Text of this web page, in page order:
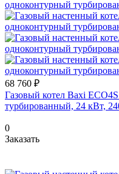
68 760 ₽
Газовый котел Baxi
турбированный, 24 кВт,
0
Заказать